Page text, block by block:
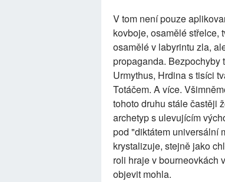
V tom není pouze
kovboje, osamělé střelce,
osamělé v labyrintu zla,
propaganda. Bezpochyby
Urmythus, Hrdina s tisíci
Totáčem. A více.
tohoto druhu stále častěji
archetyp s ulevujícím
pod "diktátem universální
krystalizuje, stejně jako
roli hraje v bourneovkách
objevit mohla.